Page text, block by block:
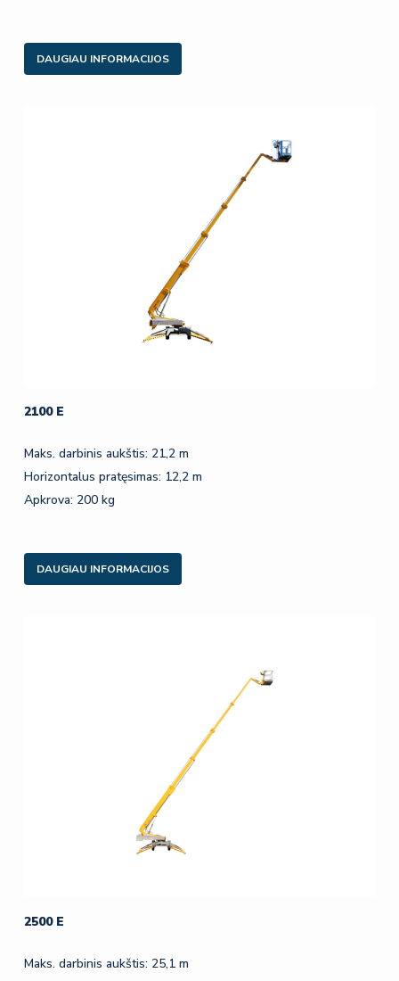
DAUGIAU INFORMACIJOS
2100 E
Maks. darbinis aukštis: 21,2 m
Horizontalus pratęsimas: 12,2 m
Apkrova: 200 kg
DAUGIAU INFORMACIJOS
2500 E
Maks. darbinis aukštis: 25,1 m